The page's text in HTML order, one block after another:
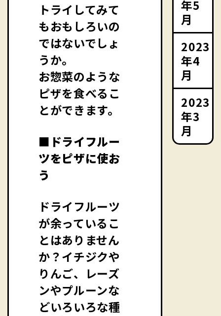
トライしてみて
もおもしろいの
ではないでしょ
うか。
お惣菜のような
ピザを食べるこ
とができます。
■ドライフルー
ツをピザに使お
う
ドライフルーツ
が余っているこ
とはありません
か？イチジクや
りんご、レーズ
ンやプルーンな
どいろいろな種
年5
月
2023
年4
月
2023
年3
月